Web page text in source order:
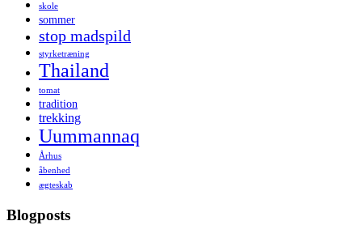
skole
sommer
stop madspild
styrketræning
Thailand
tomat
tradition
trekking
Uummannaq
Århus
åbenhed
ægteskab
Blogposts